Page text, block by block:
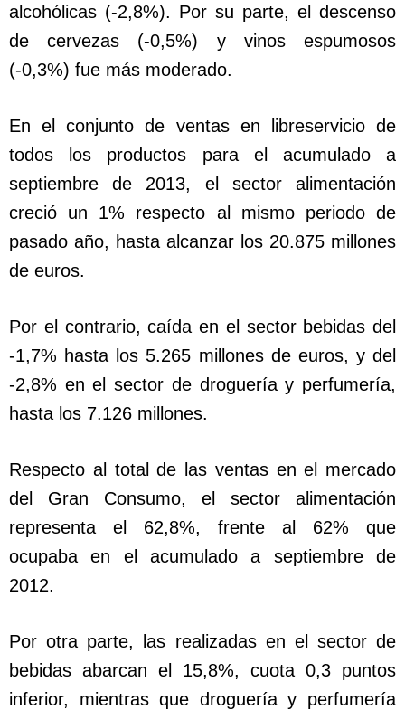
alcohólicas (-2,8%). Por su parte, el descenso
de cervezas (-0,5%) y vinos espumosos
(-0,3%) fue más moderado.
En el conjunto de ventas en libreservicio de
todos los productos para el acumulado a
septiembre de 2013, el sector alimentación
creció un 1% respecto al mismo periodo de
pasado año, hasta alcanzar los 20.875 millones
de euros.
Por el contrario, caída en el sector bebidas del
-1,7% hasta los 5.265 millones de euros, y del
-2,8% en el sector de droguería y perfumería,
hasta los 7.126 millones.
Respecto al total de las ventas en el mercado
del Gran Consumo, el sector alimentación
representa el 62,8%, frente al 62% que
ocupaba en el acumulado a septiembre de
2012.
Por otra parte, las realizadas en el sector de
bebidas abarcan el 15,8%, cuota 0,3 puntos
inferior, mientras que droguería y perfumería